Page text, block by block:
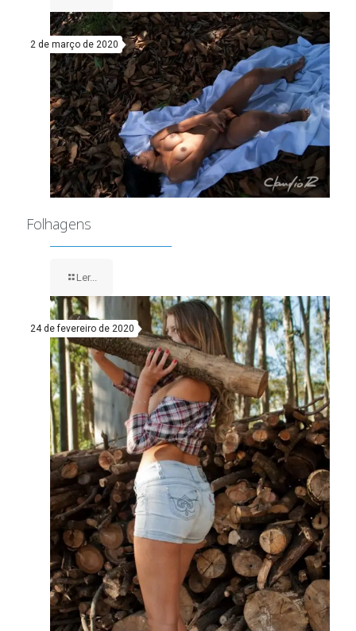
2 de março de 2020
Folhagens
Ler...
24 de fevereiro de 2020